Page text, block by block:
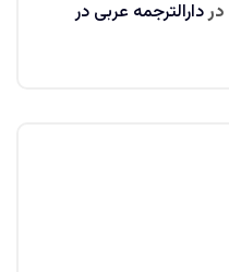
دردارالترجمه عربی در